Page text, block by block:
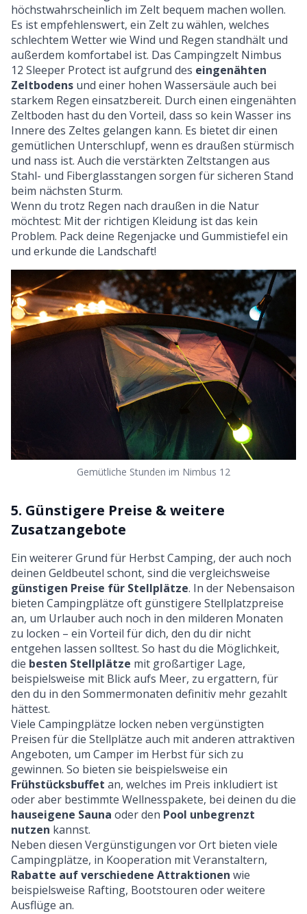
höchstwahrscheinlich im Zelt bequem machen wollen.
Es ist empfehlenswert, ein Zelt zu wählen, welches
schlechtem Wetter wie Wind und Regen standhält und
außerdem komfortabel ist. Das Campingzelt Nimbus
12 Sleeper Protect ist aufgrund des eingenähten
Zeltbodens und einer hohen Wassersäule auch bei
starkem Regen einsatzbereit. Durch einen eingenähten
Zeltboden hast du den Vorteil, dass so kein Wasser ins
Innere des Zeltes gelangen kann. Es bietet dir einen
gemütlichen Unterschlupf, wenn es draußen stürmisch
und nass ist. Auch die verstärkten Zeltstangen aus
Stahl- und Fiberglasstangen sorgen für sicheren Stand
beim nächsten Sturm.
Wenn du trotz Regen nach draußen in die Natur
möchtest: Mit der richtigen Kleidung ist das kein
Problem. Pack deine Regenjacke und Gummistiefel ein
und erkunde die Landschaft!
Gemütliche Stunden im Nimbus 12
5. Günstigere Preise & weitere
Zusatzangebote
Ein weiterer Grund für Herbst Camping, der auch noch
deinen Geldbeutel schont, sind die vergleichsweise
günstigen Preise für Stellplätze. In der Nebensaison
bieten Campingplätze oft günstigere Stellplatzpreise
an, um Urlauber auch noch in den milderen Monaten
zu locken – ein Vorteil für dich, den du dir nicht
entgehen lassen solltest. So hast du die Möglichkeit,
die besten Stellplätze mit großartiger Lage,
beispielsweise mit Blick aufs Meer, zu ergattern, für
den du in den Sommermonaten definitiv mehr gezahlt
hättest.
Viele Campingplätze locken neben vergünstigten
Preisen für die Stellplätze auch mit anderen attraktiven
Angeboten, um Camper im Herbst für sich zu
gewinnen. So bieten sie beispielsweise ein
Frühstücksbuffet an, welches im Preis inkludiert ist
oder aber bestimmte Wellnesspakete, bei deinen du die
hauseigene Sauna oder den Pool unbegrenzt
nutzen kannst.
Neben diesen Vergünstigungen vor Ort bieten viele
Campingplätze, in Kooperation mit Veranstaltern,
Rabatte auf verschiedene Attraktionen wie
beispielsweise Rafting, Bootstouren oder weitere
Ausflüge an.